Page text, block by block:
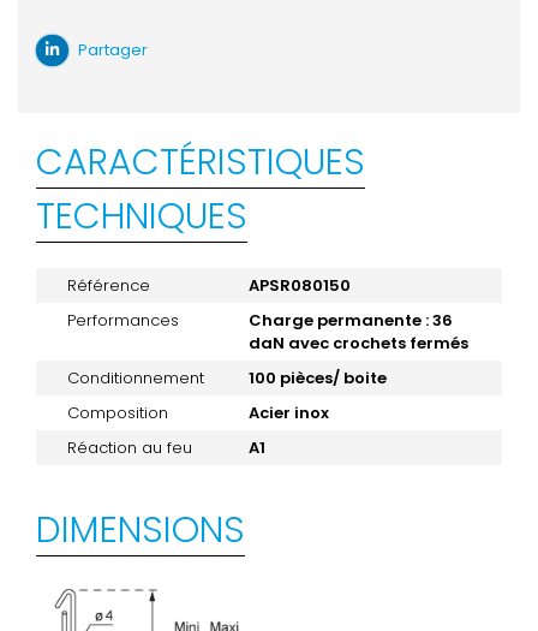
Partager
CARACTÉRISTIQUES
TECHNIQUES
Référence
APSR080150
Performances
Charge permanente : 36
daN avec crochets fermés
Conditionnement
100 pièces/ boite
Composition
Acier inox
Réaction au feu
A1
DIMENSIONS